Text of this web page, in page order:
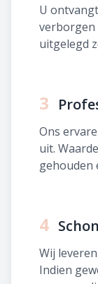
U
verborgen
uitgelegd
3
Ons
uit.
gehouden
4
Wij
Indien